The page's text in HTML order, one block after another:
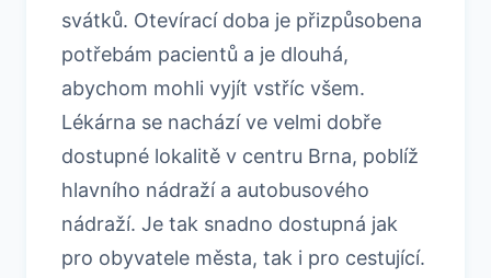
svátků. Otevírací doba je přizpůsobena
potřebám pacientů a je dlouhá,
abychom mohli vyjít vstříc všem.
Lékárna se nachází ve velmi dobře
dostupné lokalitě v centru Brna, poblíž
hlavního nádraží a autobusového
nádraží. Je tak snadno dostupná jak
pro obyvatele města, tak i pro cestující.